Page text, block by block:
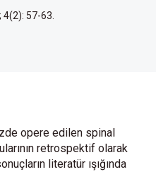
57-63.
opere edilen spinal
retrospektif olarak
literatür ışığında